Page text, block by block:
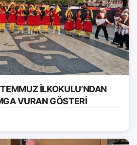
İLKOKULU’NDAN
VURAN GÖSTERİ